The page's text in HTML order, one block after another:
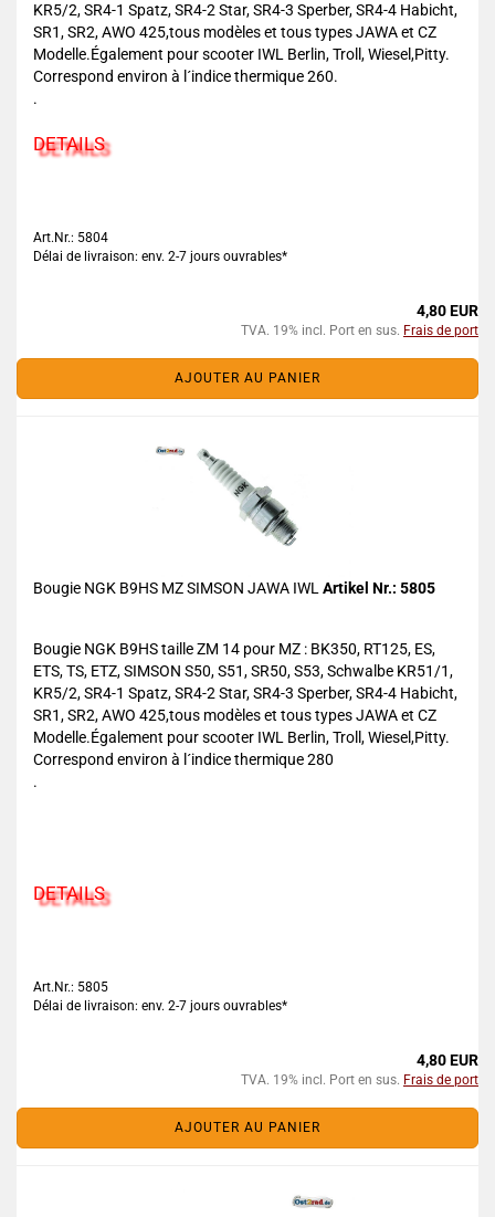
KR5/2, SR4-1 Spatz, SR4-2 Star, SR4-3 Sperber, SR4-4 Habicht,
SR1, SR2, AWO 425,tous modèles et tous types JAWA et CZ
Modelle.Également pour scooter IWL Berlin, Troll, Wiesel,Pitty.
Correspond environ à l´indice thermique 260.
.
DETAILS
Art.Nr.: 5804
Délai de livraison: env. 2-7 jours ouvrables*
4,80 EUR
TVA. 19% incl. Port en sus. Frais de port
AJOUTER AU PANIER
Bougie NGK B9HS MZ SIMSON JAWA IWL Artikel Nr.: 5805
Bougie NGK B9HS taille ZM 14 pour MZ : BK350, RT125, ES,
ETS, TS, ETZ, SIMSON S50, S51, SR50, S53, Schwalbe KR51/1,
KR5/2, SR4-1 Spatz, SR4-2 Star, SR4-3 Sperber, SR4-4 Habicht,
SR1, SR2, AWO 425,tous modèles et tous types JAWA et CZ
Modelle.Également pour scooter IWL Berlin, Troll, Wiesel,Pitty.
Correspond environ à l´indice thermique 280
.
DETAILS
Art.Nr.: 5805
Délai de livraison: env. 2-7 jours ouvrables*
4,80 EUR
TVA. 19% incl. Port en sus. Frais de port
AJOUTER AU PANIER